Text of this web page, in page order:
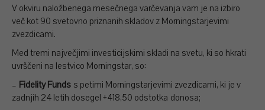
V okviru naložbenega mesečnega varčevanja vam je na izbiro
več kot 90 svetovno priznanih skladov z Morningstarjevimi
zvezdicami.
Med tremi največjimi investicijskimi skladi na svetu, ki so hkrati
uvrščeni na lestvico Morningstar, so:
– Fidelity Funds s petimi Morningstarjevimi zvezdicami, ki je v
zadnjih 24 letih dosegel +418,50 odstotka donosa;